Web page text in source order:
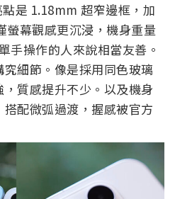
是 1.18mm 超窄邊框，加
螢幕觀感更沉浸，機身重量
手操作的人來說相當友善。
細節。像是採用同色玻璃
質感提升不少。以及機身
配微弧過渡，握感被官方